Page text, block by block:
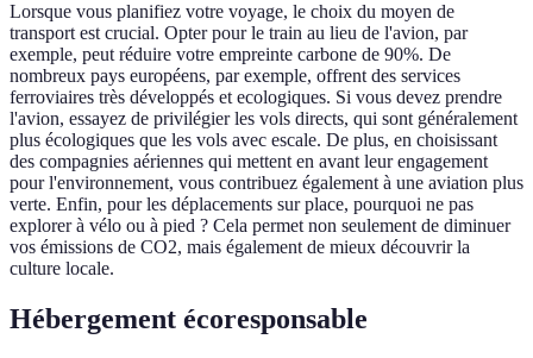
Lorsque vous planifiez votre voyage, le choix du moyen de
transport est crucial. Opter pour le train au lieu de l'avion, par
exemple, peut réduire votre empreinte carbone de 90%. De
nombreux pays européens, par exemple, offrent des services
ferroviaires très développés et ecologiques. Si vous devez prendre
l'avion, essayez de privilégier les vols directs, qui sont généralement
plus écologiques que les vols avec escale. De plus, en choisissant
des compagnies aériennes qui mettent en avant leur engagement
pour l'environnement, vous contribuez également à une aviation plus
verte. Enfin, pour les déplacements sur place, pourquoi ne pas
explorer à vélo ou à pied ? Cela permet non seulement de diminuer
vos émissions de CO2, mais également de mieux découvrir la
culture locale.
Hébergement écoresponsable